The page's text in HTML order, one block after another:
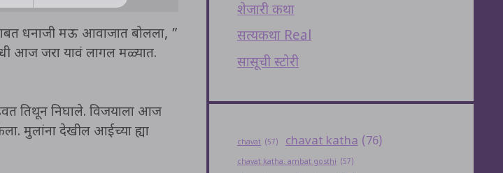
धनाजी मऊ आवाजात बोलला, ”
आज जरा यावं लागल मळ्यात.
तिथून निघाले. विजयाला आज
मुलांना देखील आईच्या ह्या
शेजारी कथा
सत्यकथा Real
सासूची स्टोरी
chavat (57) chavat katha (76)
chavat katha. ambat gosthi (57)